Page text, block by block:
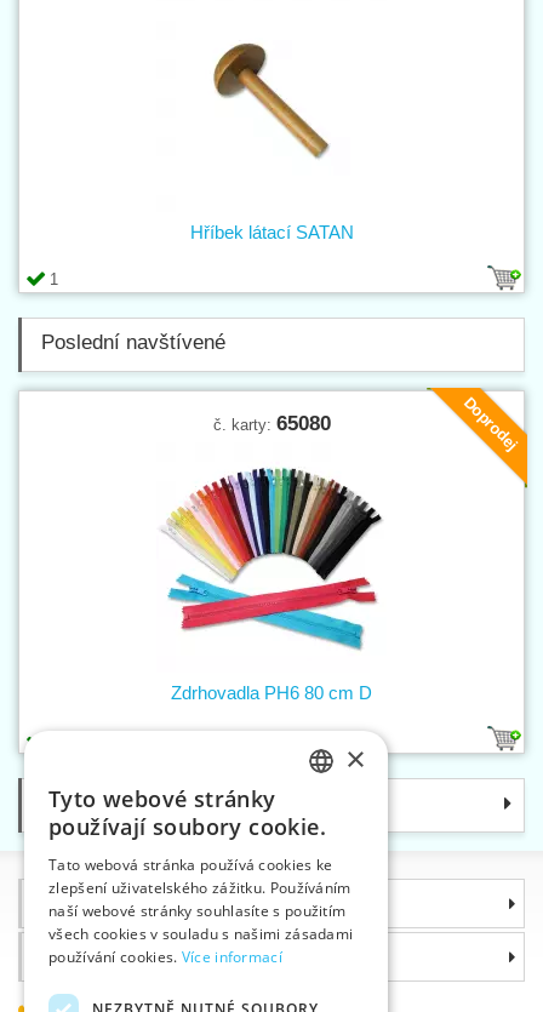
1
Hříbek látací SATAN
Poslední navštívené
Doprodej
č. karty: 65080
Zdrhovadla PH6 80 cm D
Kategorie
Informace
Proč si zvolit právě nás
ENGLISH
GERMAN
×
Tyto webové stránky
používají soubory cookie.
Tato webová stránka používá cookies ke
zlepšení uživatelského zážitku. Používáním
naší webové stránky souhlasíte s použitím
všech cookies v souladu s našimi zásadami
používání cookies. Více informací